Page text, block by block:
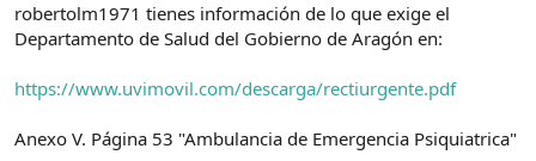
robertolm1971 tienes información de lo que exige el
Departamento de Salud del Gobierno de Aragón en:
https://www.uvimovil.com/descarga/rectiurgente.pdf
Anexo V. Página 53 "Ambulancia de Emergencia Psiquiatrica"